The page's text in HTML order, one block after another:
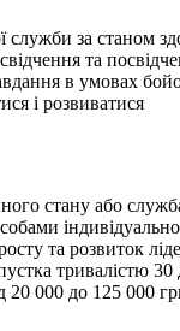
служби за станом
та
в умовах
і розвиватися
стану або
та розвиток
тривалістю 30
20 000 до 125 000